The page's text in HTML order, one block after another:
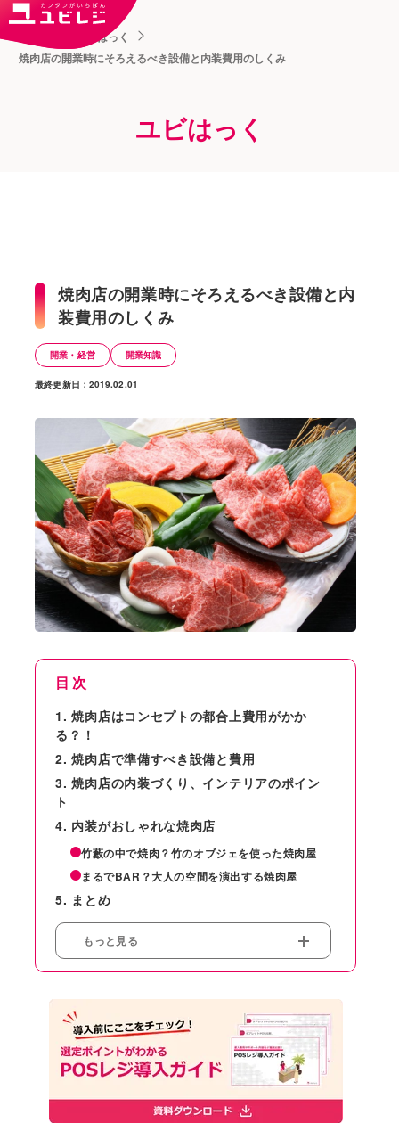
ユビはっく
焼肉店の開業時にそろえるべき設備と内装費用のしくみ
ユビはっく
焼肉店の開業時にそろえるべき設備と内
装費用のしくみ
開業・経営 開業知識
最終更新日：2019.02.01
目次
焼肉店はコンセプトの都合上費用がかか
る？！
焼肉店で準備すべき設備と費用
焼肉店の内装づくり、インテリアのポイン
ト
内装がおしゃれな焼肉店
竹藪の中で焼肉？竹のオブジェを使った焼肉屋
まるでBAR？大人の空間を演出する焼肉屋
まとめ
もっと見る